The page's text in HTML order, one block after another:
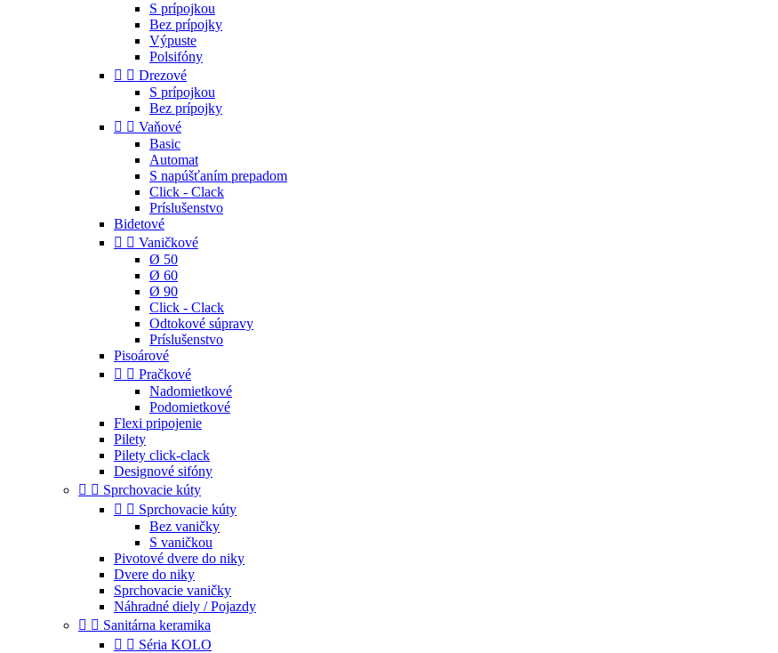
S prípojkou
Bez prípojky
Výpuste
Polsifóny
  Drezové
S prípojkou
Bez prípojky
  Vaňové
Basic
Automat
S napúšťaním prepadom
Click - Clack
Príslušenstvo
Bidetové
  Vaničkové
Ø 50
Ø 60
Ø 90
Click - Clack
Odtokové súpravy
Príslušenstvo
Pisoárové
  Pračkové
Nadomietkové
Podomietkové
Flexi pripojenie
Pilety
Pilety click-clack
Designové sifóny
  Sprchovacie kúty
  Sprchovacie kúty
Bez vaničky
S vaničkou
Pivotové dvere do niky
Dvere do niky
Sprchovacie vaničky
Náhradné diely / Pojazdy
  Sanitárna keramika
  Séria KOLO